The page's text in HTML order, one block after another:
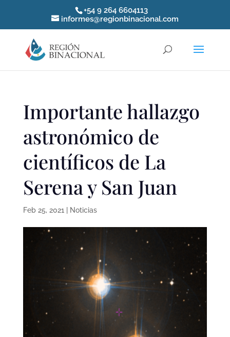
+54 9 264 6604113
informes@regionbinacional.com
Importante hallazgo
astronómico de
científicos de La
Serena y San Juan
Feb 25, 2021 Noticias